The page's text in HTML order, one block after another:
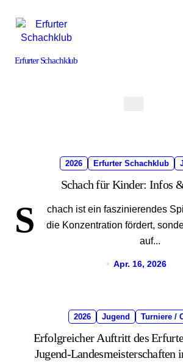
content
Erfurter Schachklub
2026 Erfurter Schachklub
Schach für Kinder: Infos
S
chach ist ein faszinierendes
die Konzentration fördert,
auf...
Apr. 16, 2026
2026 Jugend Turniere /
Erfolgreicher Auftritt des
Jugend-Landesmeisterschaften